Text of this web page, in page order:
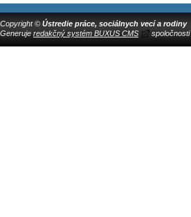
Copyright © Ústredie práce, sociálnych vecí a rodiny
Generuje redakčný systém BUXUS CMS spoločnosti